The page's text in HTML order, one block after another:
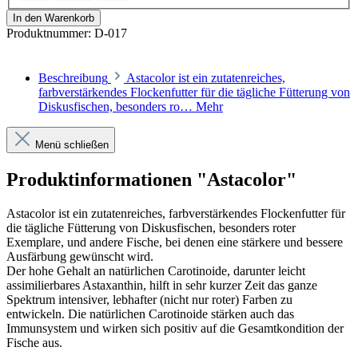
In den Warenkorb
Produktnummer: D-017
Beschreibung
Astacolor ist ein zutatenreiches,
farbverstärkendes Flockenfutter für die tägliche Fütterung von
Diskusfischen, besonders ro… Mehr
Menü schließen
Produktinformationen "Astacolor"
Astacolor ist ein zutatenreiches, farbverstärkendes Flockenfutter für
die tägliche Fütterung von Diskusfischen, besonders roter
Exemplare, und andere Fische, bei denen eine stärkere und bessere
Ausfärbung gewünscht wird.
Der hohe Gehalt an natürlichen Carotinoide, darunter leicht
assimilierbares Astaxanthin, hilft in sehr kurzer Zeit das ganze
Spektrum intensiver, lebhafter (nicht nur roter) Farben zu
entwickeln. Die natürlichen Carotinoide stärken auch das
Immunsystem und wirken sich positiv auf die Gesamtkondition der
Fische aus.